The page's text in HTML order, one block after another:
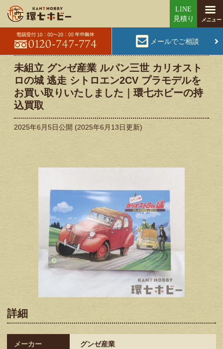
メールでご相談
未組立 グンゼ産業 ルパン三世 カリオスト
ロの城 逃走 シトロエン2CV プラモデルを
お買い取りいたしました｜環七ホビーの持
込買取
2025年6月5日公開 (2025年6月13日更新)
詳細
メーカー グンゼ産業